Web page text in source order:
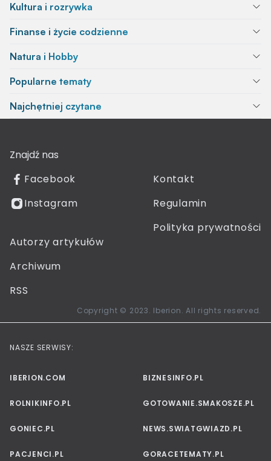
Kultura i rozrywka
Finanse i życie codzienne
Natura i Hobby
Popularne tematy
Najchętniej czytane
Znajdź nas
Facebook
Instagram
Kontakt
Regulamin
Polityka prywatności
Autorzy artykułów
Archiwum
RSS
Copyright © 2023. Iberion. All rights reserved.
NASZE SERWISY:
IBERION.COM BIZNESINFO.PL
ROLNIKINFO.PL GOTOWANIE.SMAKOSZE.PL
GONIEC.PL NEWS.SWIATGWIAZD.PL
PACJENCI.PL GORACETEMATY.PL